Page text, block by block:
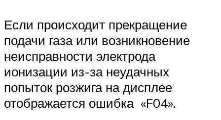
Если происходит прекращение
подачи газа или возникновение
неисправности электрода
ионизации из-за неудачных
попыток розжига на дисплее
отображается ошибка «F04».